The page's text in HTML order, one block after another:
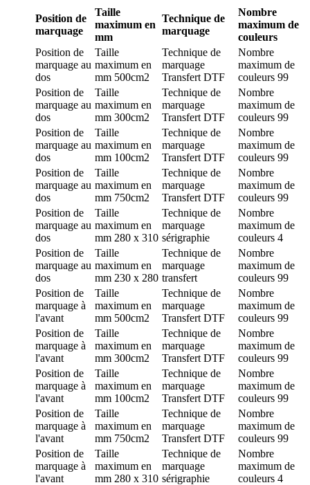
Position de
marquage
Taille
maximum en
mm
Technique de
marquage
Nombre
maximum de
couleurs
Position de
marquage au
dos
Taille
maximum en
mm 500cm2
Technique de
marquage
Transfert DTF
Nombre
maximum de
couleurs 99
Position de
marquage au
dos
Taille
maximum en
mm 300cm2
Technique de
marquage
Transfert DTF
Nombre
maximum de
couleurs 99
Position de
marquage au
dos
Taille
maximum en
mm 100cm2
Technique de
marquage
Transfert DTF
Nombre
maximum de
couleurs 99
Position de
marquage au
dos
Taille
maximum en
mm 750cm2
Technique de
marquage
Transfert DTF
Nombre
maximum de
couleurs 99
Position de
marquage au
dos
Taille
maximum en
mm 280 x 310
Technique de
marquage
sérigraphie
Nombre
maximum de
couleurs 4
Position de
marquage au
dos
Taille
maximum en
mm 230 x 280
Technique de
marquage
transfert
Nombre
maximum de
couleurs 99
Position de
marquage à
l'avant
Taille
maximum en
mm 500cm2
Technique de
marquage
Transfert DTF
Nombre
maximum de
couleurs 99
Position de
marquage à
l'avant
Taille
maximum en
mm 300cm2
Technique de
marquage
Transfert DTF
Nombre
maximum de
couleurs 99
Position de
marquage à
l'avant
Taille
maximum en
mm 100cm2
Technique de
marquage
Transfert DTF
Nombre
maximum de
couleurs 99
Position de
marquage à
l'avant
Taille
maximum en
mm 750cm2
Technique de
marquage
Transfert DTF
Nombre
maximum de
couleurs 99
Position de
marquage à
l'avant
Taille
maximum en
mm 280 x 310
Technique de
marquage
sérigraphie
Nombre
maximum de
couleurs 4